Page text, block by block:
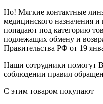
Но! Мягкие контактные
медицинского назначения
попадают под категорию
подлежащих обмену и
Правительства РФ от 19
Наши сотрудники помогут
соблюдении правил
С этим товаром покупают